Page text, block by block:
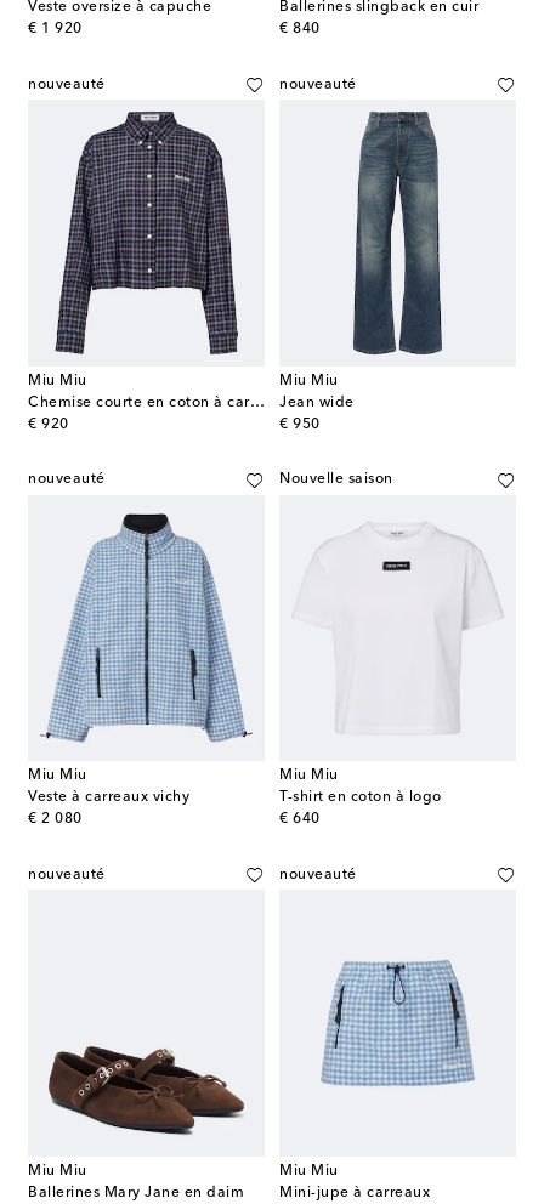
Veste oversize à capuche
€ 1 920
original price
Ballerines slingback en cuir
€ 840
original price
nouveauté
Miu Miu
Chemise courte en coton à carreaux
€ 920
original price
nouveauté
Miu Miu
Jean wide
€ 950
original price
nouveauté
Miu Miu
Veste à carreaux vichy
€ 2 080
original price
Nouvelle saison
Miu Miu
T-shirt en coton à logo
€ 640
original price
nouveauté
Miu Miu
Ballerines Mary Jane en daim
nouveauté
Miu Miu
Mini-jupe à carreaux